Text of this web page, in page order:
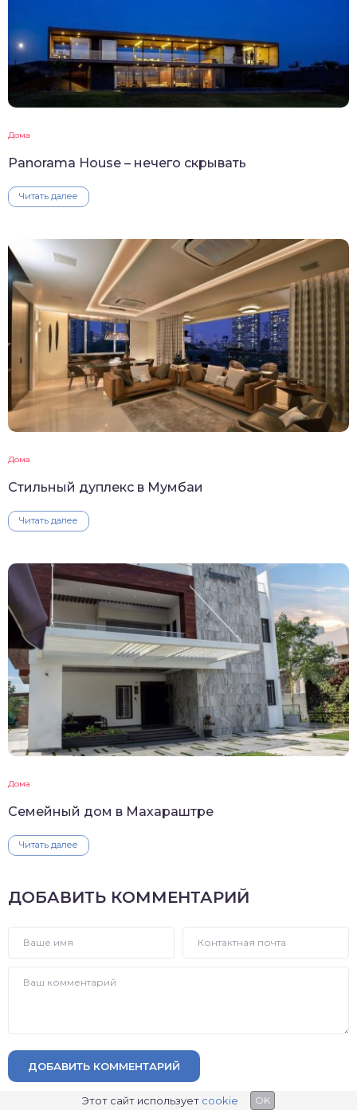
Дома
Panorama House – нечего скрывать
Читать далее
Дома
Стильный дуплекс в Мумбаи
Читать далее
Дома
Семейный дом в Махараштре
Читать далее
ДОБАВИТЬ КОММЕНТАРИЙ
ДОБАВИТЬ КОММЕНТАРИЙ
Этот сайт использует cookie OK